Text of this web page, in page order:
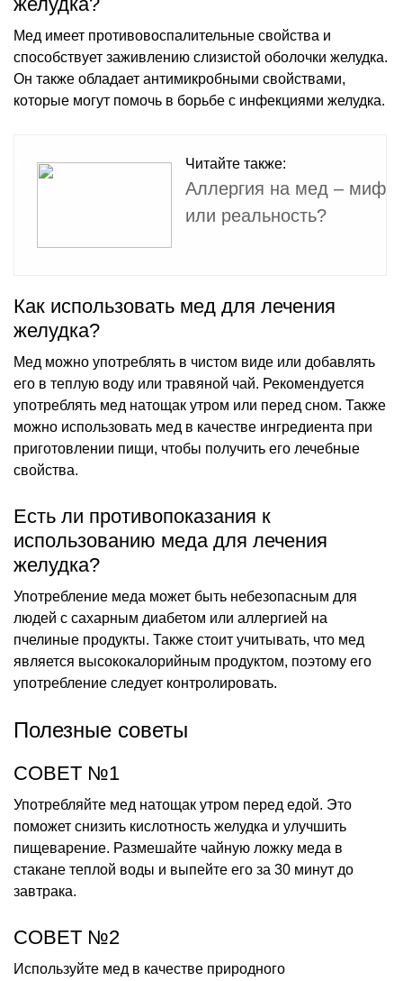
Мед имеет противовоспалительные свойства и
способствует заживлению слизистой оболочки желудка.
Он также обладает антимикробными свойствами,
которые могут помочь в борьбе с инфекциями желудка.
Читайте также:
Аллергия на мед – миф
или реальность?
Как использовать мед для лечения
желудка?
Мед можно употреблять в чистом виде или добавлять
его в теплую воду или травяной чай. Рекомендуется
употреблять мед натощак утром или перед сном. Также
можно использовать мед в качестве ингредиента при
приготовлении пищи, чтобы получить его лечебные
свойства.
Есть ли противопоказания к
использованию меда для лечения
желудка?
Употребление меда может быть небезопасным для
людей с сахарным диабетом или аллергией на
пчелиные продукты. Также стоит учитывать, что мед
является высококалорийным продуктом, поэтому его
употребление следует контролировать.
Полезные советы
СОВЕТ №1
Употребляйте мед натощак утром перед едой. Это
поможет снизить кислотность желудка и улучшить
пищеварение. Размешайте чайную ложку меда в
стакане теплой воды и выпейте его за 30 минут до
завтрака.
СОВЕТ №2
Используйте мед в качестве природного